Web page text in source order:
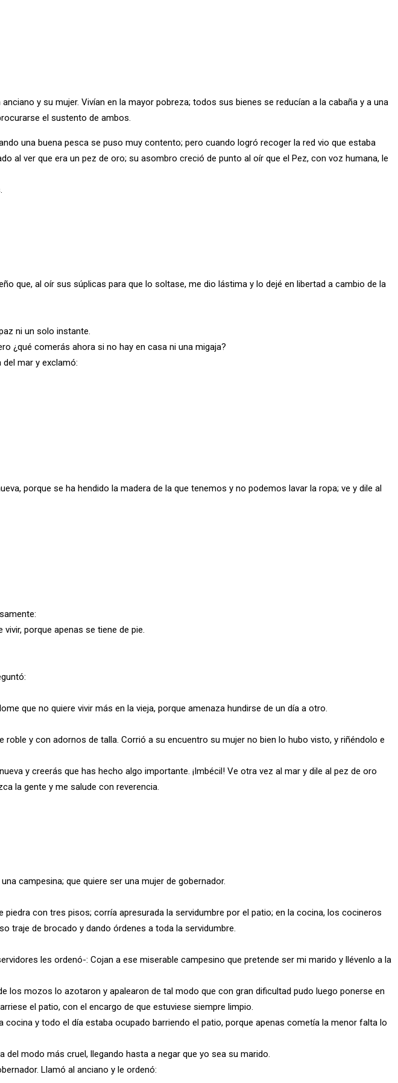
y su mujer. Vivían en la mayor pobreza; todos sus bienes se reducían a la cabaña y a una
el sustento de ambos.
una buena pesca se puso muy contento; pero cuando logró recoger la red vio que estaba
al ver que era un pez de oro; su asombro creció de punto al oír que el Pez, con voz humana, le
que, al oír sus súplicas para que lo soltase, me dio lástima y lo dejé en libertad a cambio de la
ni un solo instante.
¿qué comerás ahora si no hay en casa ni una migaja?
mar y exclamó:
porque se ha hendido la madera de la que tenemos y no podemos lavar la ropa; ve y dile al
porque apenas se tiene de pie.
que no quiere vivir más en la vieja, porque amenaza hundirse de un día a otro.
y con adornos de talla. Corrió a su encuentro su mujer no bien lo hubo visto, y riñéndolo e
y creerás que has hecho algo importante. ¡Imbécil! Ve otra vez al mar y dile al pez de oro
la gente y me salude con reverencia.
campesina; que quiere ser una mujer de gobernador.
con tres pisos; corría apresurada la servidumbre por el patio; en la cocina, los cocineros
traje de brocado y dando órdenes a toda la servidumbre.
les ordenó-: Cojan a ese miserable campesino que pretende ser mi marido y llévenlo a la
los mozos lo azotaron y apalearon de tal modo que con gran dificultad pudo luego ponerse en
el patio, con el encargo de que estuviese siempre limpio.
y todo el día estaba ocupado barriendo el patio, porque apenas cometía la menor falta lo
modo más cruel, llegando hasta a negar que yo sea su marido.
Llamó al anciano y le ordenó: